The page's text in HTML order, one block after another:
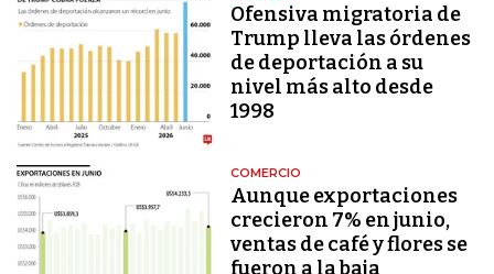
Ofensiva migratoria de
Trump lleva las órdenes
de deportación a su
nivel más alto desde
1998
COMERCIO
Aunque exportaciones
crecieron 7% en junio,
ventas de café y flores se
fueron a la baja